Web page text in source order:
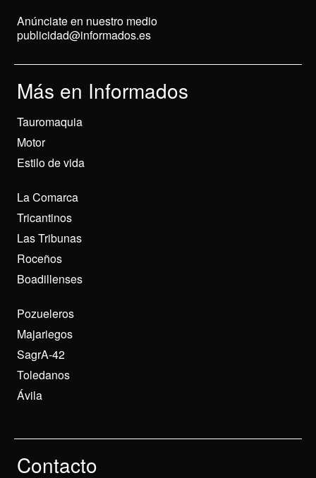
Anúnciate en nuestro medio
publicidad@informados.es
Más en Informados
Tauromaquia
Motor
Estilo de vida
La Comarca
Tricantinos
Las Tribunas
Roceños
Boadillenses
Pozueleros
Majariegos
SagrA-42
Toledanos
Ávila
Contacto